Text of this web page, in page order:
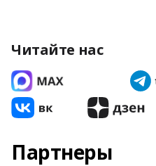
Читайте нас
Партнеры